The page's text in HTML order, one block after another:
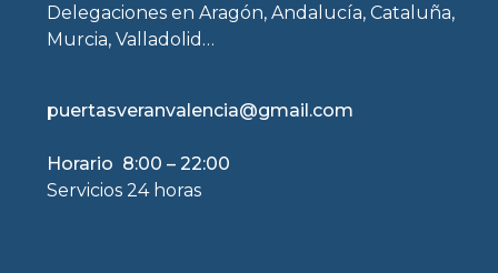
Delegaciones en Aragón, Andalucía, Cataluña,
Murcia, Valladolid…
puertasveranvalencia@gmail.com
Horario 8:00 – 22:00
Servicios 24 horas